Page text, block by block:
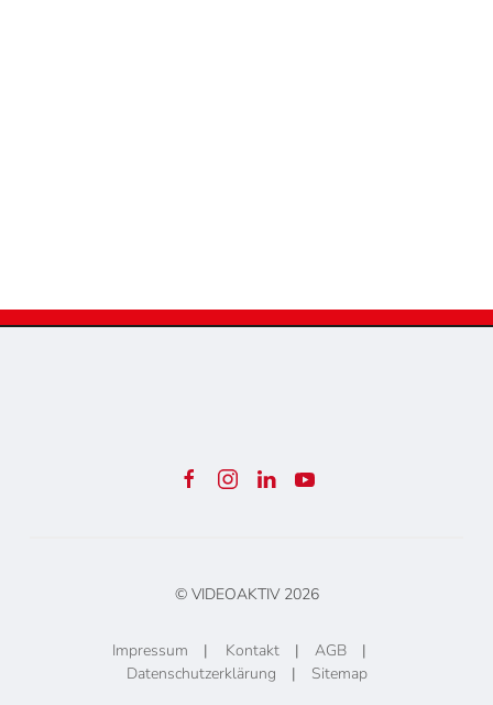
© VIDEOAKTIV 2026
Impressum | Kontakt| AGB|
Datenschutzerklärung | Sitemap